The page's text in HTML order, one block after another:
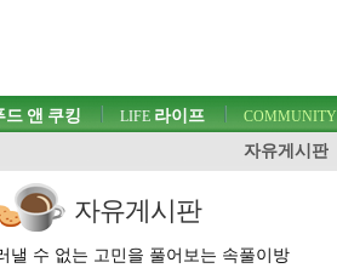
드 앤 쿠킹 LIFE 라이프 COMMUNITY
자유게시판
자유게시판
낼 수 없는 고민을 풀어보는 속풀이방